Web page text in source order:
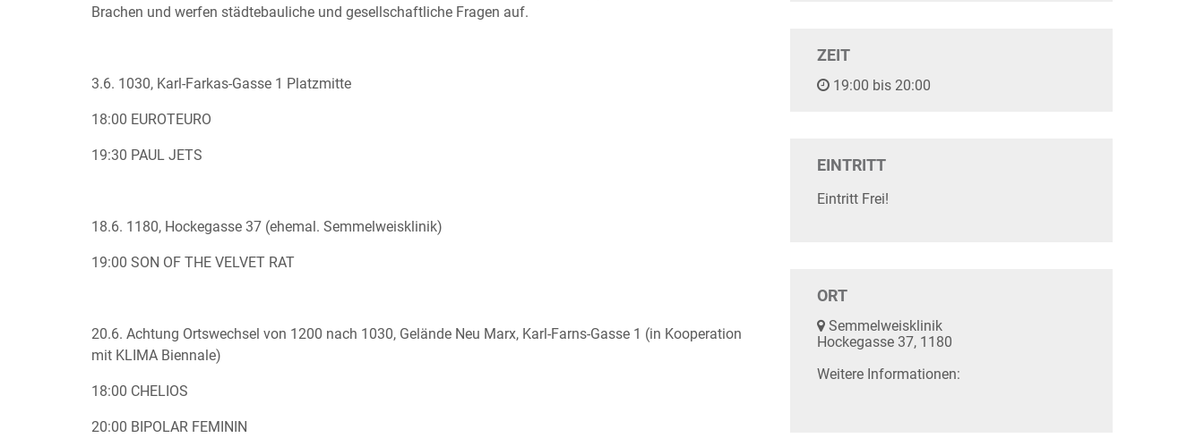
Brachen und werfen städtebauliche und gesellschaftliche Fragen auf.
3.6. 1030, Karl-Farkas-Gasse 1 Platzmitte
18:00 EUROTEURO
19:30 PAUL JETS
18.6. 1180, Hockegasse 37 (ehemal. Semmelweisklinik)
19:00 SON OF THE VELVET RAT
20.6. Achtung Ortswechsel von 1200 nach 1030, Gelände Neu Marx, Karl-Farns-Gasse 1 (in Kooperation
mit KLIMA Biennale)
18:00 CHELIOS
20:00 BIPOLAR FEMININ
ZEIT
19:00 bis 20:00
EINTRITT
Eintritt Frei!
ORT
Semmelweisklinik
Hockegasse 37, 1180
Weitere Informationen: